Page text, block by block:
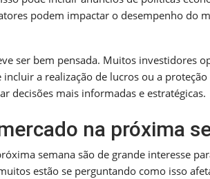
podem impactar o desempenho do
ser bem pensada. Muitos investidores
a realização de lucros ou a
decisões mais informadas e estratégicas.
na próxima
semana são de grande interesse
estão se perguntando como isso